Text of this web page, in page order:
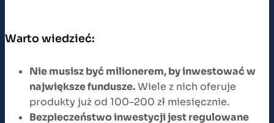
Warto wiedzieć:
Nie musisz być milionerem, by inwestować w
największe fundusze.Wiele z nich oferuje
produkty już od 100–200 zł miesięcznie.
Bezpieczeństwo inwestycji jest regulowane